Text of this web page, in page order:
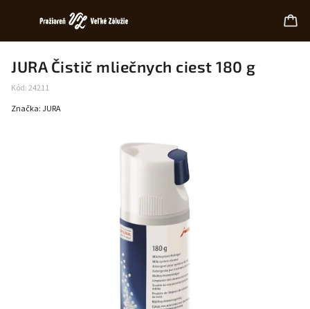
JURA Čistič mliečnych ciest 180 g
Kód:24211
Značka:JURA